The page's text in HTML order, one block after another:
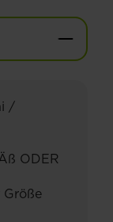
/
ODER
Größe